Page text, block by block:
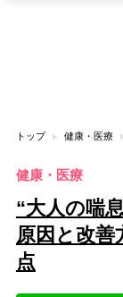
トップ 健康・医療
健康・医療
“大人の喘
原因と改善
点